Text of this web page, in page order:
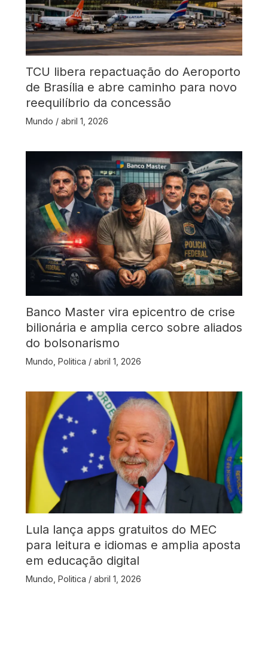
TCU libera repactuação do Aeroporto
de Brasília e abre caminho para novo
reequilíbrio da concessão
Mundo / abril 1, 2026
Banco Master vira epicentro de crise
bilionária e amplia cerco sobre aliados
do bolsonarismo
Mundo Politica / abril 1, 2026
Lula lança apps gratuitos do MEC
para leitura e idiomas e amplia aposta
em educação digital
Mundo Politica / abril 1, 2026